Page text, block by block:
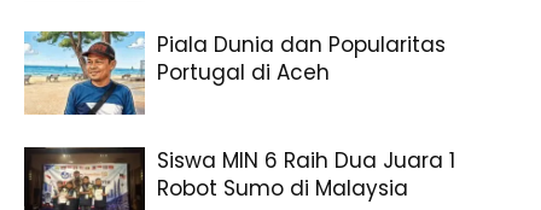
Piala Dunia dan Popularitas
Portugal di Aceh
Siswa MIN 6 Raih Dua Juara 1
Robot Sumo di Malaysia